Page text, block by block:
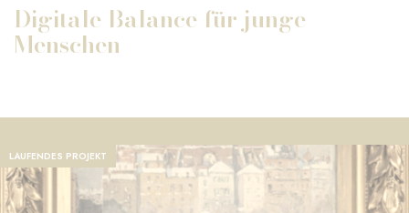
Digitale Balance für junge
Menschen
LAUFENDES PROJEKT